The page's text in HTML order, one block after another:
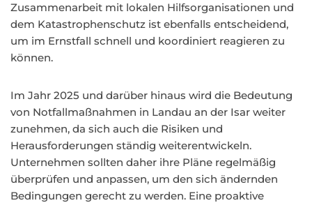
Zusammenarbeit mit lokalen Hilfsorganisationen und
dem Katastrophenschutz ist ebenfalls entscheidend,
um im Ernstfall schnell und koordiniert reagieren zu
können.
Im Jahr 2025 und darüber hinaus wird die Bedeutung
von Notfallmaßnahmen in Landau an der Isar weiter
zunehmen, da sich auch die Risiken und
Herausforderungen ständig weiterentwickeln.
Unternehmen sollten daher ihre Pläne regelmäßig
überprüfen und anpassen, um den sich ändernden
Bedingungen gerecht zu werden. Eine proaktive